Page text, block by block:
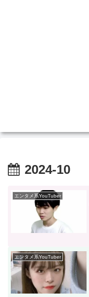
2024-10
エンタメ系YouTuber
エンタメ系YouTuber